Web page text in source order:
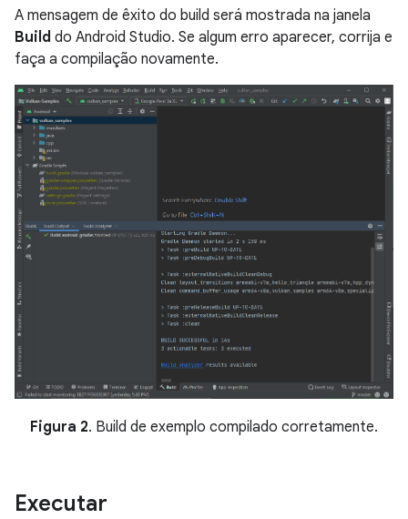
A mensagem de êxito do build será mostrada na janela
Build do Android Studio. Se algum erro aparecer, corrija e
faça a compilação novamente.
Figura 2. Build de exemplo compilado corretamente.
Executar